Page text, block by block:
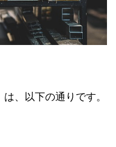
、以下の通りです。